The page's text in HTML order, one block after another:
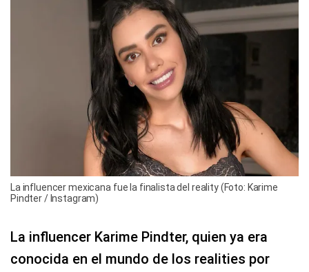
La influencer mexicana fue la finalista del reality (Foto: Karime
Pindter / Instagram)
La influencer Karime Pindter, quien ya era
conocida en el mundo de los realities por